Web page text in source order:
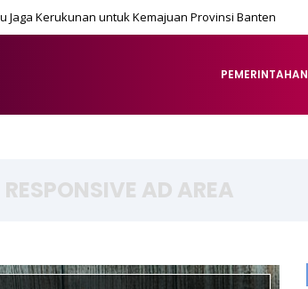
Jaga Kerukunan untuk Kemajuan Provinsi Banten
PEMERINTAHAN
RESPONSIVE AD AREA